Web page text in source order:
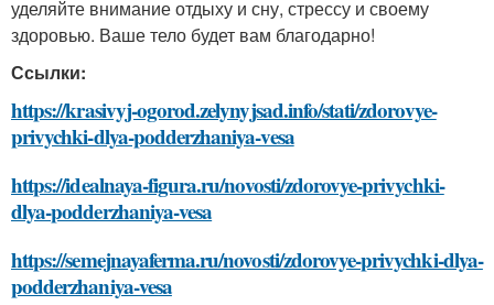
уделяйте внимание отдыху и сну, стрессу и своему
здоровью. Ваше тело будет вам благодарно!
Ссылки:
https://krasivyj-ogorod.zelynyjsad.info/stati/zdorovye-
privychki-dlya-podderzhaniya-vesa
https://idealnaya-figura.ru/novosti/zdorovye-privychki-
dlya-podderzhaniya-vesa
https://semejnayaferma.ru/novosti/zdorovye-privychki-dlya-
podderzhaniya-vesa